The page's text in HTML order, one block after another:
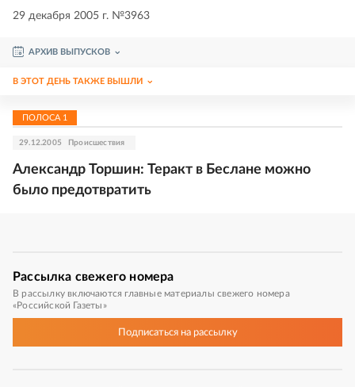
29 декабря 2005 г. №3963
АРХИВ ВЫПУСКОВ
В ЭТОТ ДЕНЬ ТАКЖЕ ВЫШЛИ
ПОЛОСА 1
29.12.2005 Происшествия
Александр Торшин: Теракт в Беслане можно
было предотвратить
Рассылка свежего номера
В рассылку включаются главные материалы свежего номера
«Российской Газеты»
Подписатьсяна рассылку